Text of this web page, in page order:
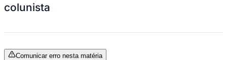
colunista
Comunicar erro nesta matéria